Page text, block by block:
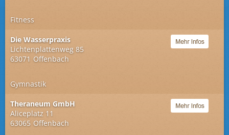
Fitness
Die Wasserpraxis
Lichtenplattenweg 85
63071 Offenbach
Gymnastik
Theraneum GmbH
Aliceplatz 11
63065 Offenbach